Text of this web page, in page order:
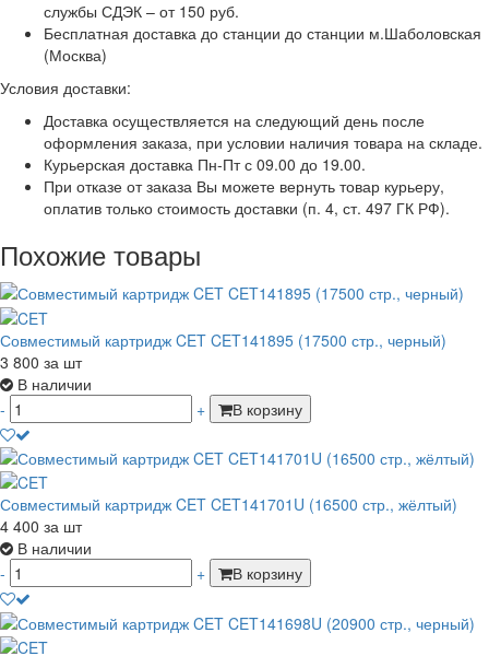
службы СДЭК – от 150 руб.
Бесплатная доставка до станции до станции м.Шаболовская
(Москва)
Условия доставки:
Доставка осуществляется на следующий день после
оформления заказа, при условии наличия товара на складе.
Курьерская доставка Пн-Пт с 09.00 до 19.00.
При отказе от заказа Вы можете вернуть товар курьеру,
оплатив только стоимость доставки (п. 4, ст. 497 ГК РФ).
Похожие товары
Совместимый картридж CET CET141895 (17500 стр., черный)
3 800 за шт
В наличии
-
+ В корзину
Совместимый картридж CET CET141701U (16500 стр., жёлтый)
4 400 за шт
В наличии
-
+ В корзину